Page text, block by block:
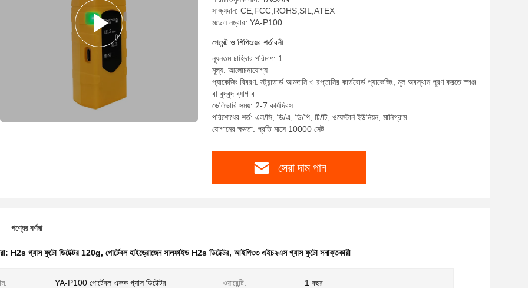
সাক্ষ্যদান: CE,FCC,ROHS,SIL,ATEX
মডেল নম্বার: YA-P100
পেমেন্ট ও শিপিংয়ের শর্তাবলী
ন্যূনতম চাহিদার পরিমাণ: 1
মূল্য: আলোচনাযোগ্য
প্যাকেজিং বিবরণ: স্ট্যান্ডার্ড আমদানি ও রপ্তানির কার্ডবোর্ড প্যাকেজিং, মূল অবস্থান পূরণ করতে স্পঞ্জ
বা বুদবুদ ব্যাগ ব
ডেলিভারি সময়: 2-7 কার্যদিবস
পরিশোধের শর্ত: এল/সি, ডি/এ, ডি/পি, টি/টি, ওয়েস্টার্ন ইউনিয়ন, মানিগ্রাম
যোগানের ক্ষমতা: প্রতি মাসে 10000 সেট
সেরা দাম পান
পণ্যের বর্ণনা
H2s গ্যাস ফুটো ডিটেক্টর 120g, পোর্টেবল হাইড্রোজেন সালফাইড H2s ডিটেক্টর, আইপি৩৩ এইচ২এস গ্যাস ফুটো সনাক্তকারী
YA-P100 পোর্টেবল একক গ্যাস ডিটেক্টর ওয়ারেন্টি: 1 বছর